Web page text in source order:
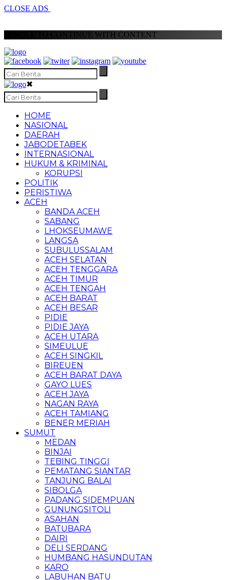
CLOSE ADS
SCROLL TO CONTINUE WITH CONTENT
✖
HOME
NASIONAL
DAERAH
JABODETABEK
INTERNASIONAL
HUKUM & KRIMINAL
KORUPSI
POLITIK
PERISTIWA
ACEH
BANDA ACEH
SABANG
LHOKSEUMAWE
LANGSA
SUBULUSSALAM
ACEH SELATAN
ACEH TENGGARA
ACEH TIMUR
ACEH TENGAH
ACEH BARAT
ACEH BESAR
PIDIE
PIDIE JAYA
ACEH UTARA
SIMEULUE
ACEH SINGKIL
BIREUEN
ACEH BARAT DAYA
GAYO LUES
ACEH JAYA
NAGAN RAYA
ACEH TAMIANG
BENER MERIAH
SUMUT
MEDAN
BINJAI
TEBING TINGGI
PEMATANG SIANTAR
TANJUNG BALAI
SIBOLGA
PADANG SIDEMPUAN
GUNUNGSITOLI
ASAHAN
BATUBARA
DAIRI
DELI SERDANG
HUMBANG HASUNDUTAN
KARO
LABUHAN BATU